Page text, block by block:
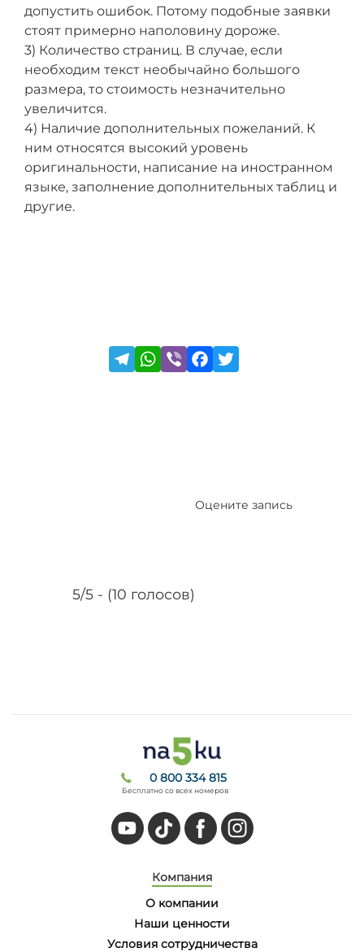
допустить ошибок. Потому подобные заявки
стоят примерно наполовину дороже.
3) Количество страниц. В случае, если
необходим текст необычайно большого
размера, то стоимость незначительно
увеличится.
4) Наличие дополнительных пожеланий. К
ним относятся высокий уровень
оригинальности, написание на иностранном
языке, заполнение дополнительных таблиц и
другие.
5/5 - (10 голосов)
Оцените запись
0 800 334 815
Бесплатно со всех номеров
Компания
О компании
Наши ценности
Условия сотрудничества